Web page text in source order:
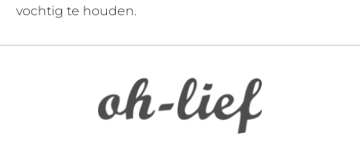
vochtig te houden.